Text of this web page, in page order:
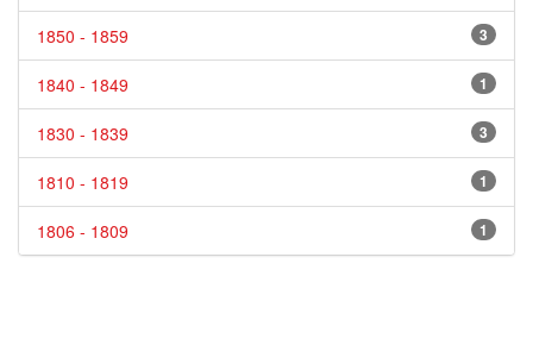
3
1850 - 1859
1
1840 - 1849
3
1830 - 1839
1
1810 - 1819
1
1806 - 1809